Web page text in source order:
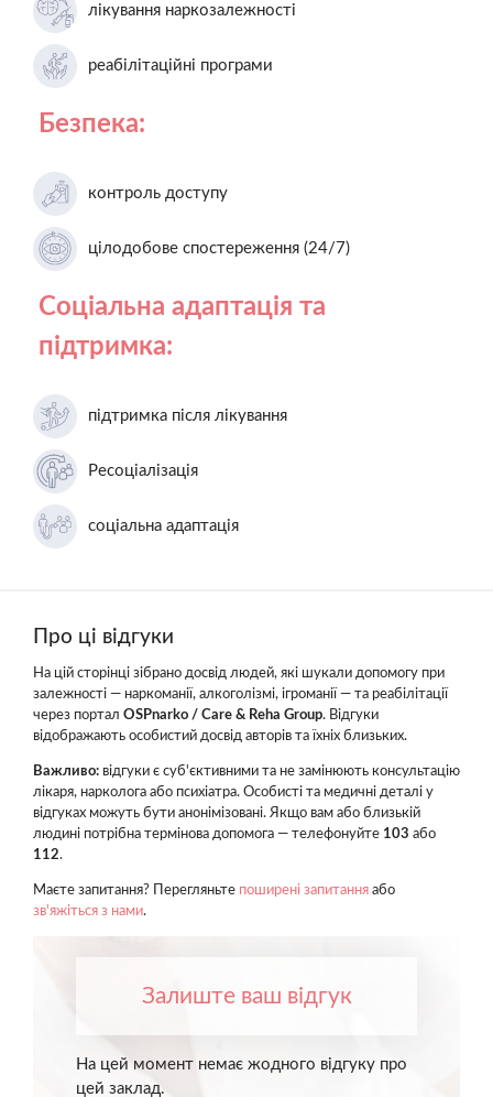
лікування наркозалежності
реабілітаційні програми
Безпека:
контроль доступу
цілодобове спостереження (24/7)
Соціальна адаптація та
підтримка:
підтримка після лікування
Ресоціалізація
соціальна адаптація
Про ці відгуки
На цій сторінці зібрано досвід людей, які шукали допомогу при
залежності — наркоманії, алкоголізмі, ігроманії — та реабілітації
через портал OSPnarko / Care & Reha Group. Відгуки
відображають особистий досвід авторів та їхніх близьких.
Важливо: відгуки є суб'єктивними та не замінюють консультацію
лікаря, нарколога або психіатра. Особисті та медичні деталі у
відгуках можуть бути анонімізовані. Якщо вам або близькій
людині потрібна термінова допомога — телефонуйте 103 або
112.
Маєте запитання? Перегляньте поширені запитання або
зв'яжіться з нами.
Залиште ваш відгук
На цей момент немає жодного відгуку про
цей заклад.